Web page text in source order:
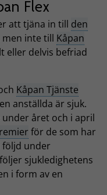
Flex
att tjäna in till den
men inte till Kåpan
eller delvis befriad
Kåpan Tjänste
anställda är sjuk.
året och i april
för de som har
följd under
sjukledighetens
i form av en